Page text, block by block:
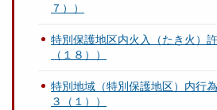
７））
特別保護地区内火入（たき火）
（１８））
特別地域（特別保護地区）内行
３（１））